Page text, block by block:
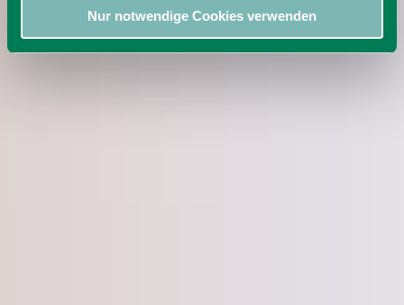
Nur notwendige Cookies verwenden